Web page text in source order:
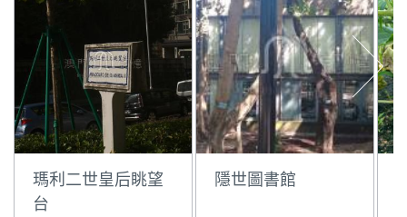
瑪利二世皇后眺望
台
隱世圖書館